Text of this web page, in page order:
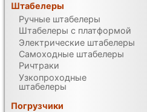
Штабелеры
Ручные штабелеры
Штабелеры с платформой
Электрические штабелеры
Самоходные штабелеры
Ричтраки
Узкопроходные
штабелеры
Погрузчики